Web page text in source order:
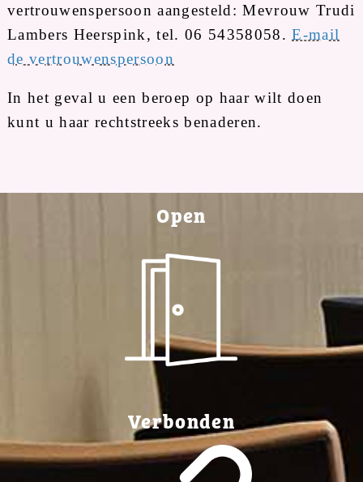
vertrouwenspersoon aangesteld: Mevrouw Trudi
Lambers Heerspink, tel. 06 54358058.E-mail
de vertrouwenspersoon
In het geval u een beroep op haar wilt doen
kunt u haar rechtstreeks benaderen.
Open
Verbonden